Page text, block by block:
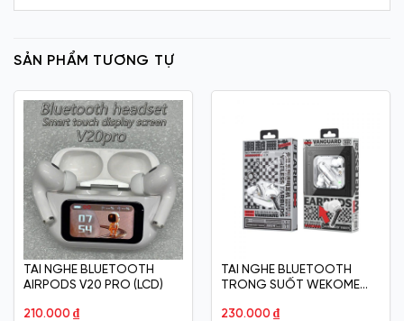
SẢN PHẨM TƯƠNG TỰ
TAI NGHE BLUETOOTH
AIRPODS V20 PRO (LCD)
210.000 ₫
TAI NGHE BLUETOOTH
TRONG SUỐT WEKOME
230.000 ₫